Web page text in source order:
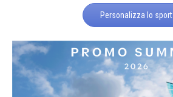
Personalizza lo sport